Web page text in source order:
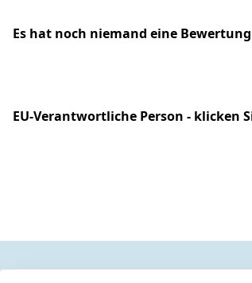
Es hat noch niemand eine
EU-Verantwortliche Person - klicken